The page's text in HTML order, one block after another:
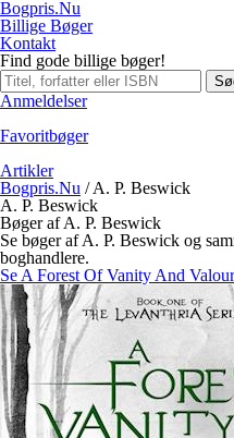
Bogpris.Nu
Billige Bøger
Kontakt
Find gode billige bøger!
Anmeldelser
Favoritbøger
Artikler
Bogpris.Nu /A. P. Beswick
A. P. Beswick
Bøger af A. P. Beswick
Se bøger af A. P. Beswick og
boghandlere.
Se A Forest Of Vanity And